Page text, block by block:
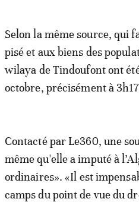
Selon la même source, qui
pisé et aux biens des
wilaya de Tindoufont ont
octobre, précisément à
Contacté par Le360, une
même qu'elle a imputé à
ordinaires». «Il est
camps du point de vue du